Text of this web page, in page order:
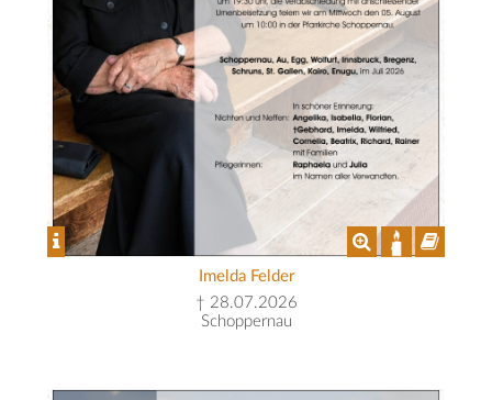
Imelda Felder
† 28.07.2026
Schoppernau